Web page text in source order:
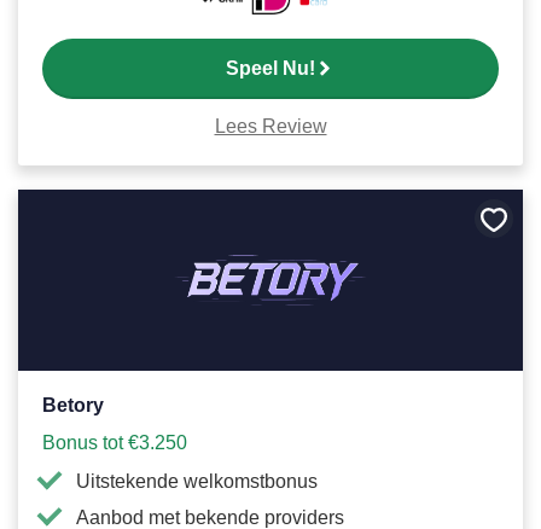
Speel Nu!
Lees Review
Betory
Bonus tot €3.250
Uitstekende welkomstbonus
Aanbod met bekende providers